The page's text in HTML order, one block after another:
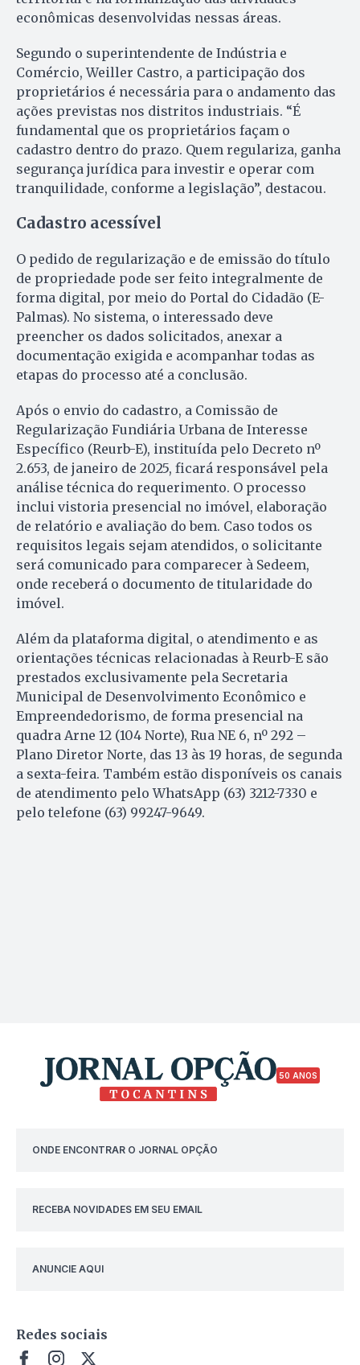
econômicas desenvolvidas nessas áreas.
Segundo o superintendente de Indústria e
Comércio, Weiller Castro, a participação dos
proprietários é necessária para o andamento das
ações previstas nos distritos industriais. “É
fundamental que os proprietários façam o
cadastro dentro do prazo. Quem regulariza, ganha
segurança jurídica para investir e operar com
tranquilidade, conforme a legislação”, destacou.
Cadastro acessível
O pedido de regularização e de emissão do título
de propriedade pode ser feito integralmente de
forma digital, por meio do Portal do Cidadão (E-
Palmas). No sistema, o interessado deve
preencher os dados solicitados, anexar a
documentação exigida e acompanhar todas as
etapas do processo até a conclusão.
Após o envio do cadastro, a Comissão de
Regularização Fundiária Urbana de Interesse
Específico (Reurb-E), instituída pelo Decreto nº
2.653, de janeiro de 2025, ficará responsável pela
análise técnica do requerimento. O processo
inclui vistoria presencial no imóvel, elaboração
de relatório e avaliação do bem. Caso todos os
requisitos legais sejam atendidos, o solicitante
será comunicado para comparecer à Sedeem,
onde receberá o documento de titularidade do
imóvel.
Além da plataforma digital, o atendimento e as
orientações técnicas relacionadas à Reurb-E são
prestados exclusivamente pela Secretaria
Municipal de Desenvolvimento Econômico e
Empreendedorismo, de forma presencial na
quadra Arne 12 (104 Norte), Rua NE 6, nº 292 –
Plano Diretor Norte, das 13 às 19 horas, de segunda
a sexta-feira. Também estão disponíveis os canais
de atendimento pelo WhatsApp (63) 3212-7330 e
pelo telefone (63) 99247-9649.
50 ANOS
ONDE ENCONTRAR O JORNAL OPÇÃO
RECEBA NOVIDADES EM SEU EMAIL
ANUNCIE AQUI
Redes sociais